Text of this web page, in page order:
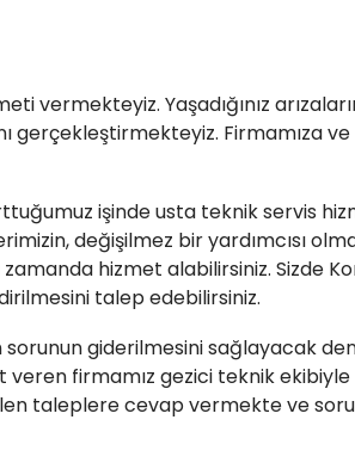
Yaşadığınız
gerçekleştirmekteyiz. Firmamıza
işinde usta teknik servis
değişilmez bir yardımcısı
hizmet alabilirsiniz. Sizde
talep edebilirsiniz.
sorunun giderilmesini sağlayacak
firmamız gezici teknik ekibiyle
taleplere cevap vermekte ve